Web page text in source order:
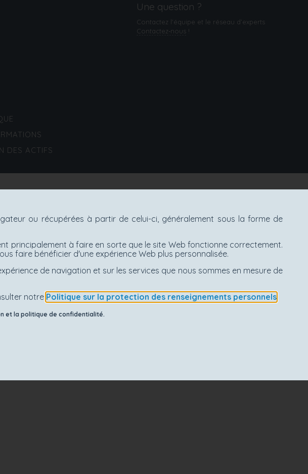
DES ACTIFS
Une question ?
Contactez l'équipe et le réseau d’experts
Contactez‑nous!
ou récupérées à partir de celui-ci, généralement sous la forme de
principalement à faire en sorte que le site Web fonctionne correctement.
faire bénéficier d'une expérience Web plus personnalisée.
de navigation et sur les services que nous sommes en mesure de
notre Politique sur la protection des renseignements personnels
et la politique de confidentialité.